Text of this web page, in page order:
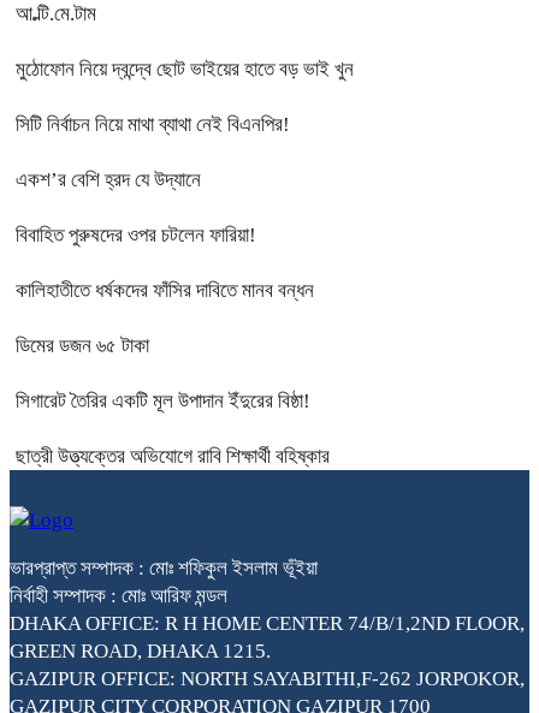
আ.ল্টি.মে.টাম
মুঠোফোন নিয়ে দ্বন্দ্বে ছোট ভাইয়ের হাতে বড় ভাই খুন
সিটি নির্বাচন নিয়ে মাথা ব্যাথা নেই বিএনপির!
একশ’র বেশি হ্রদ যে উদ্যানে
বিবাহিত পুরুষদের ওপর চটলেন ফারিয়া!
কালিহাতীতে ধর্ষকদের ফাঁসির দাবিতে মানব বন্ধন
ডিমের ডজন ৬৫ টাকা
সিগারেট তৈরির একটি মূল উপাদান ইঁদুরের বিষ্ঠা!
ছাত্রী উত্ত্যক্তের অভিযোগে রাবি শিক্ষার্থী বহিষ্কার
ভারপ্রাপ্ত সম্পাদক : মোঃ শফিকুল ইসলাম ভূঁইয়া
নির্বাহী সম্পাদক : মোঃ আরিফ মন্ডল
DHAKA OFFICE: R H HOME CENTER 74/B/1,2ND FLOOR,
GREEN ROAD, DHAKA 1215.
GAZIPUR OFFICE: NORTH SAYABITHI,F-262 JORPOKOR,
GAZIPUR CITY CORPORATION GAZIPUR 1700